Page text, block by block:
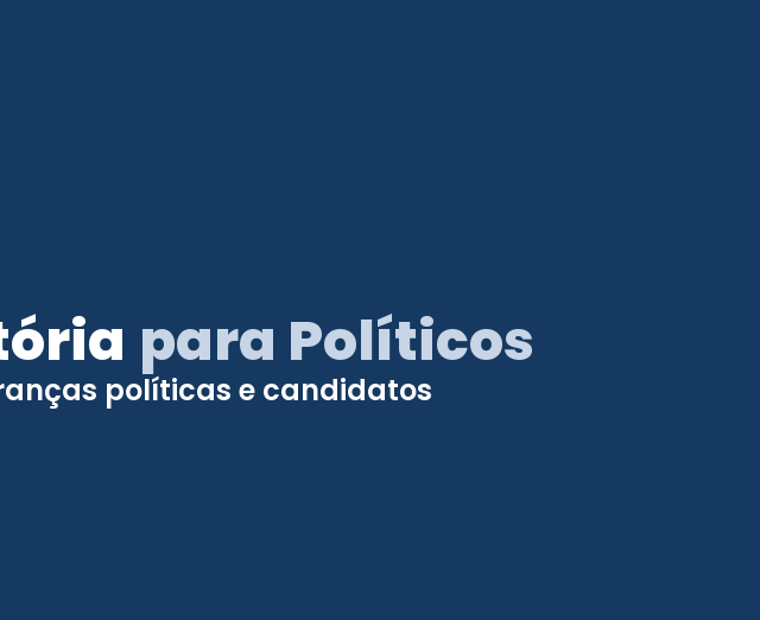
para Políticos
políticas e candidatos